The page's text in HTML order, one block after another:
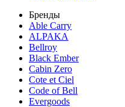
Бренды
Able Carry
ALPAKA
Bellroy
Black Ember
Cabin Zero
Cote et Ciel
Code of Bell
Evergoods